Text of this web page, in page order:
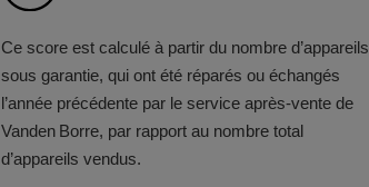
Ce score est calculé à partir du nombre d’appareils
sous garantie, qui ont été réparés ou échangés
l’année précédente par le service après-vente de
Vanden Borre, par rapport au nombre total
d’appareils vendus.